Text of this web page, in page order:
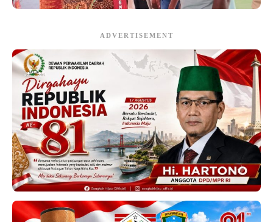
ADVERTISEMENT